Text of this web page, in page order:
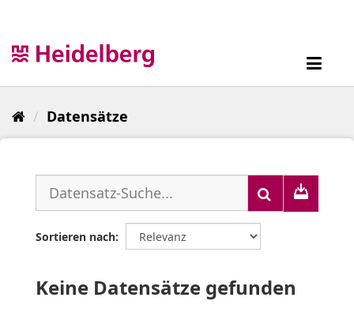
Datensätze
Sortieren nach
Keine Datensätze gefunden